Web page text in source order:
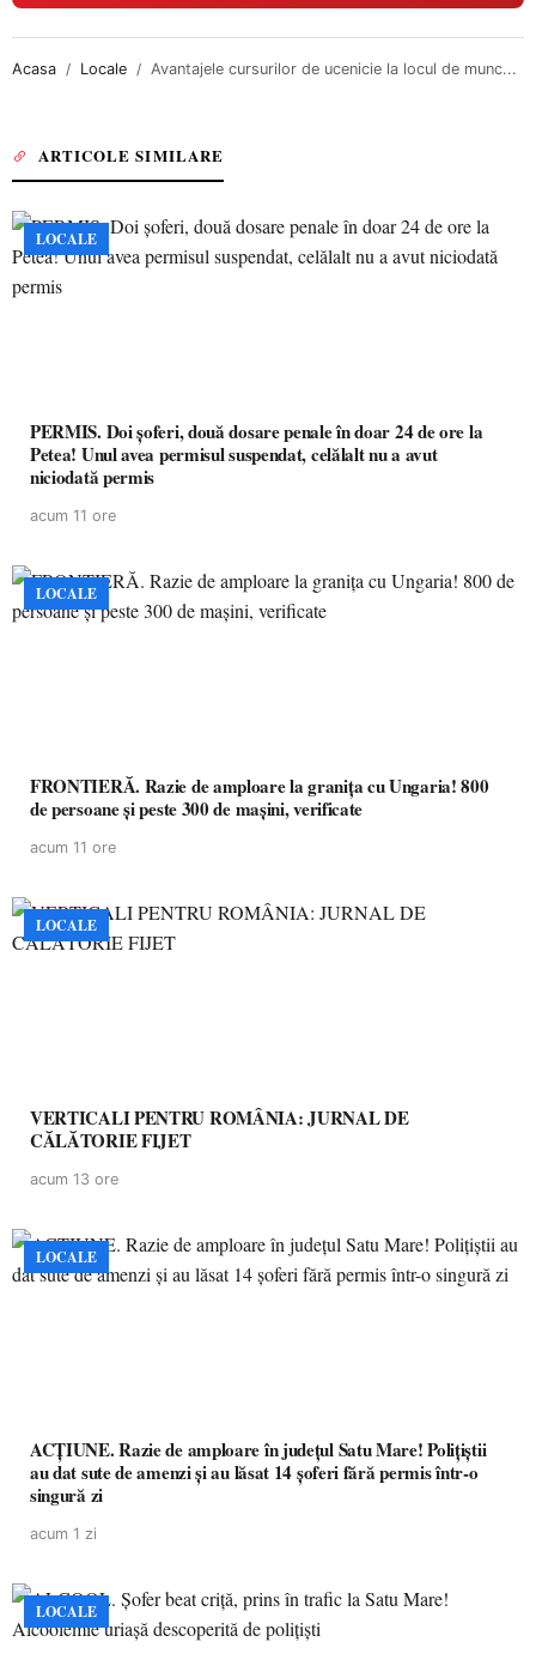
Acasa Locale Avantajele cursurilor de ucenicie la locul de munc...
ARTICOLE SIMILARE
LOCALE
PERMIS. Doi șoferi, două dosare penale în doar 24 de ore la
Petea! Unul avea permisul suspendat, celălalt nu a avut
niciodată permis
acum 11 ore
LOCALE
FRONTIERĂ. Razie de amploare la granița cu Ungaria! 800
de persoane și peste 300 de mașini, verificate
acum 11 ore
LOCALE
VERTICALI PENTRU ROMÂNIA: JURNAL DE
CĂLĂTORIE FIJET
acum 13 ore
LOCALE
ACȚIUNE. Razie de amploare în județul Satu Mare! Polițiștii
au dat sute de amenzi și au lăsat 14 șoferi fără permis într-o
singură zi
acum 1 zi
LOCALE